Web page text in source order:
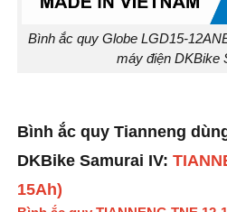
Bình ắc quy Globe LGD15-
máy điện DKBike
Bình ắc quy Tianneng
DKBike Samurai IV:
15Ah)